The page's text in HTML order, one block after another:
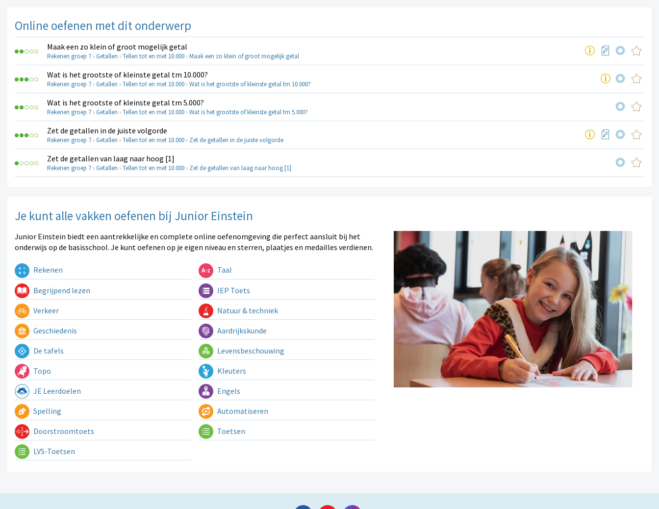
Online oefenen met dit onderwerp
Maak een zo klein of groot mogelijk getal
Rekenen groep 7 › Getallen › Tellen tot en met 10.000 › Maak een zo klein of groot mogelijk getal
Wat is het grootste of kleinste getal tm 10.000?
Rekenen groep 7 › Getallen › Tellen tot en met 10.000 › Wat is het grootste of kleinste getal tm 10.000?
Wat is het grootste of kleinste getal tm 5.000?
Rekenen groep 7 › Getallen › Tellen tot en met 10.000 › Wat is het grootste of kleinste getal tm 5.000?
Zet de getallen in de juiste volgorde
Rekenen groep 7 › Getallen › Tellen tot en met 10.000 › Zet de getallen in de juiste volgorde
Zet de getallen van laag naar hoog [1]
Rekenen groep 7 › Getallen › Tellen tot en met 10.000 › Zet de getallen van laag naar hoog [1]
Je kunt alle vakken oefenen bij Junior Einstein
Junior Einstein biedt een aantrekkelijke en complete online oefenomgeving die perfect aansluit bij het
onderwijs op de basisschool. Je kunt oefenen op je eigen niveau en sterren, plaatjes en medailles verdienen.
Rekenen Taal
Begrijpend lezen IEP Toets
Verkeer Natuur & techniek
Geschiedenis Aardrijkskunde
De tafels Levensbeschouwing
Topo Kleuters
JE Leerdoelen Engels
Spelling Automatiseren
Doorstroomtoets Toetsen
LVS-Toetsen